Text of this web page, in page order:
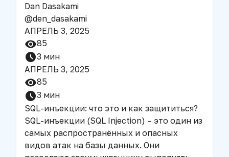
Dan Dasakami
@den_dasakami
АПРЕЛЬ 3, 2025
85
3 мин
АПРЕЛЬ 3, 2025
85
3 мин
SQL-инъекции: что это и как защититься?
SQL-инъекции (SQL Injection) – это один из
самых распространённых и опасных
видов атак на базы данных. Они